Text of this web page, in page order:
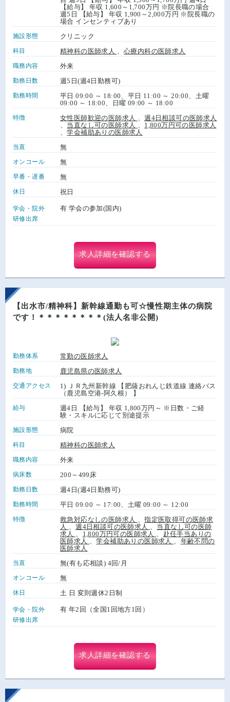
【給与】 年収 1,600～1,700万円 ※院長職の場合
週5日 【給与】 年収 1,900～2,000万円 ※院長職の
場合 インセンティブあり
施設形態 クリニック
科目 精神科の医師求人 、心療内科の医師求人
職務内容 外来
勤務日数 週5日(週4日勤務可)
勤務時間
平日 09:00 ～ 18:00、平日 11:00 ～ 20:00、土曜
09:00 ～ 18:00、日曜 09:00 ～ 18:00
特徴 女性医師歓迎の医師求人 、週4日相談可の医師求人
当直なし可の医師求人
1,800万円可の医師求人
、学会補助ありの医師求人
当直 無
オンコール 無
早番・遅番 無
休日 祝日
学会・院外
研修出席
有 学会の参加(国内)
求人詳細を確認する
【出水市/精神科】新幹線通勤も可☆慢性期主体の病院
です！＊＊＊＊＊＊＊＊(法人名非公開)
勤務体系 常勤の医師求人
勤務地 鹿児島県の医師求人
交通アクセス
1) ＪＲ九州新幹線 【肥薩おれんじ鉄道線 連絡バス
（鹿児島空港-阿久根） 】
給与
週4日 【給与】 年収 1,800万円～ ※日数・ご経
験・スキルに応じて別途提示
施設形態 病院
科目 精神科の医師求人
職務内容 外来
病床数 200～499床
勤務日数 週4日(週4日勤務可)
勤務時間 平日 09:00 ～ 17:00、土曜 09:00 ～ 12:00
特徴 救急対応なしの医師求人 、指定医取得可の医師求
人
、週4日相談可の医師求人
当直なし可の医師
求人
1,800万円可の医師求人
赴任手当ありの
医師求人
、学会補助ありの医師求人
年齢不問の
医師求人
当直 無(有も応相談) 4回/月
オンコール 無
休日 土 日 変則週休2日制
学会・院外
研修出席
有 年2回（全国1回地方1回）
求人詳細を確認する